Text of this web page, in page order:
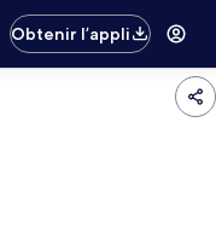
Obtenir l’appli